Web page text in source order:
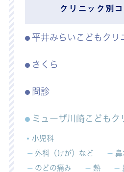
クリニック別
平井みらいこどもクリ
さくら
問診
ミューザ川崎こどもク
小児科
外科（けが）など
鼻
のどの痛み
熱